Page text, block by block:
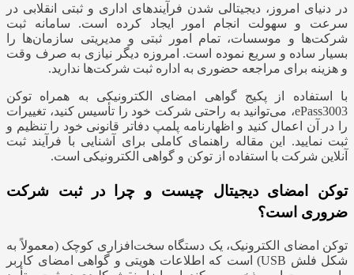
در دنیای امروز، دیجیتالی شدن فرآیندهای اداری و ثبتی انقلابی در
سرعت و سهولت انجام امور ایجاد کرده است. سامانه ثبت
شرکت‌ها و موسسات، تمام امور ثبتی و مدیریتی سازمان‌ها را
بسیار ساده و سریع نموده است. امروزه دیگر نیازی به صرف وقت
و هزینه برای مراجعه حضوری به اداره ثبت شرکت‌ها ندارید.
با استفاده از پکیج گواهی امضای الکترونیکی به همراه توکن
ePass3003، می‌توانید به راحتی شرکت خود را تأسیس کنید، تغییرات
را در آن اعمال کنید و اظهارنامه پلمپ دفاتر قانونی خود را تنظیم و
ثبت نمایید. این مقاله راهنمای کاملی برای آشنایی با فرآیند ثبت
آنلاین شرکت با استفاده از توکن و گواهی الکترونیکی است.
توکن امضای دیجیتال چیست و چرا در ثبت شرکت
ضروری است؟
توکن امضای الکترونیک، یک دستگاه سخت‌افزاری کوچک (معمولاً به
شکل فلش USB) است که اطلاعات هویتی و گواهی امضای کاربر